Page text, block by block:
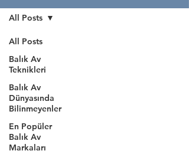
All Posts
Balık Av
Teknikleri
Balık Av
Dünyasında
Bilinmeyenler
En Popüler
Balık Av
Markaları
All Posts